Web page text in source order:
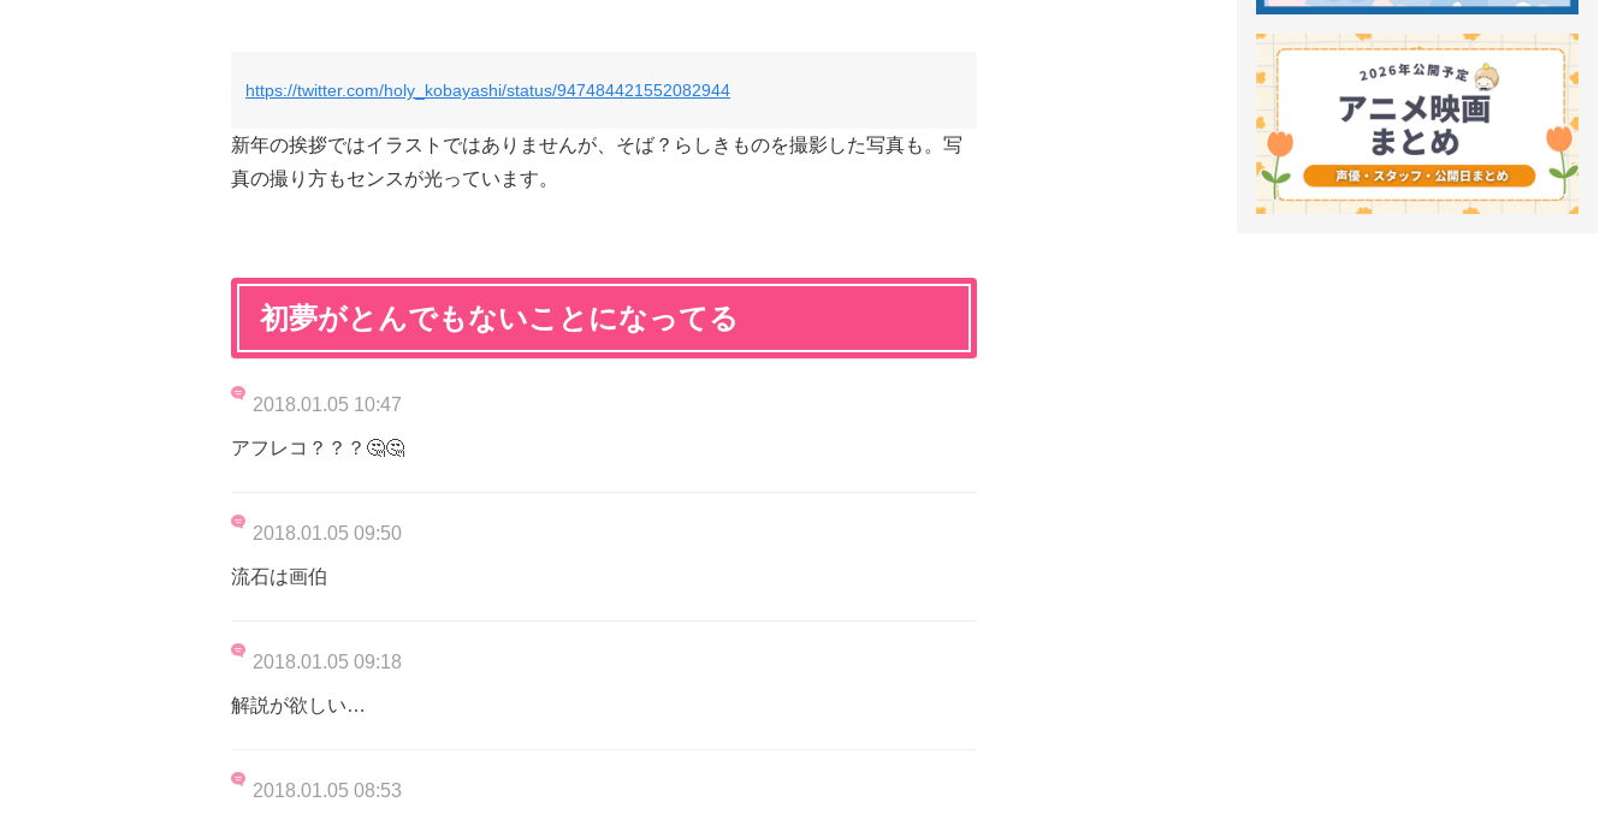
https://twitter.com/holy_kobayashi/status/947484421552082944
新年の挨拶ではイラストではありませんが、そば？らしきものを撮影した写真も。写
真の撮り方もセンスが光っています。
初夢がとんでもないことになってる
2018.01.05 10:47
アフレコ？？？🤔🤔
2018.01.05 09:50
流石は画伯
2018.01.05 09:18
解説が欲しい…
2018.01.05 08:53